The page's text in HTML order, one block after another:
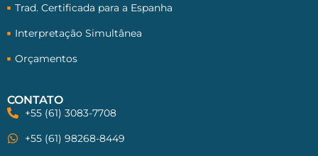
Trad. Certificada para a Espanha
Interpretação Simultânea
Orçamentos
CONTATO
+55 (61) 3083-7708
+55 (61) 98268-8449